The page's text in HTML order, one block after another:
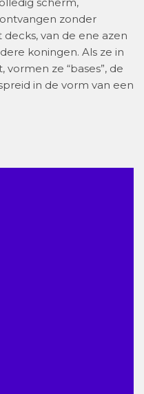
zonder
decks, van de ene azen
koningen. Als ze in
ze “bases”, de
in de vorm van een